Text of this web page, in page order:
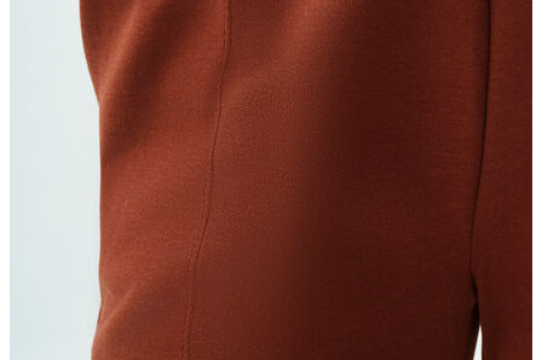
Kaban
ERKEK
ERKEK
Sweatshirt
Eşofman Altı
Polo K.Kol
Hırka